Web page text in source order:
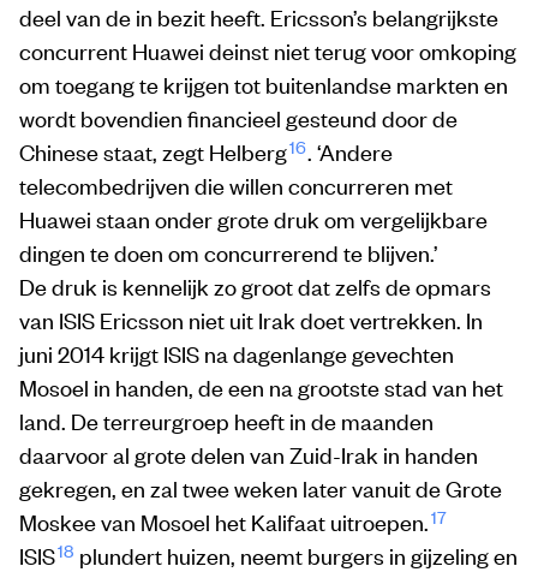
deel van de in bezit heeft. Ericsson’s belangrijkste
concurrent Huawei deinst niet terug voor omkoping
om toegang te krijgen tot buitenlandse markten en
wordt bovendien financieel gesteund door de
Chinese staat, zegt Helberg16. ‘Andere
telecombedrijven die willen concurreren met
Huawei staan onder grote druk om vergelijkbare
dingen te doen om concurrerend te blijven.’
De druk is kennelijk zo groot dat zelfs de opmars
van ISIS Ericsson niet uit Irak doet vertrekken. In
juni 2014 krijgt ISIS na dagenlange gevechten
Mosoel in handen, de een na grootste stad van het
land. De terreurgroep heeft in de maanden
daarvoor al grote delen van Zuid-Irak in handen
gekregen, en zal twee weken later vanuit de Grote
Moskee van Mosoel het Kalifaat uitroepen.17
ISIS18 plundert huizen, neemt burgers in gijzeling en